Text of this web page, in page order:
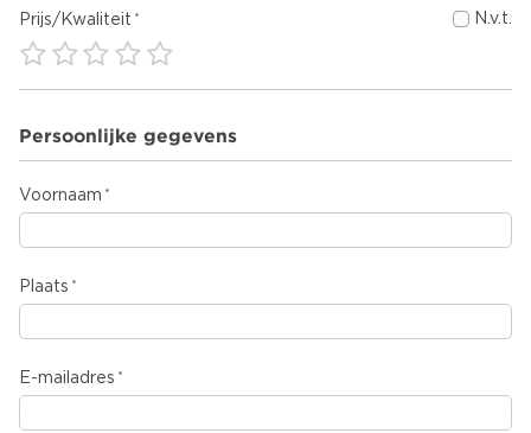
Prijs/Kwaliteit N.v.t.
Persoonlijke gegevens
Voornaam
Plaats
E-mailadres